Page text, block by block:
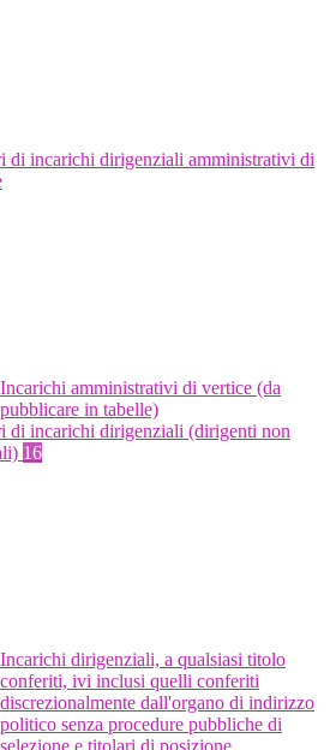
di incarichi dirigenziali amministrativi di
Incarichi amministrativi di vertice (da
pubblicare in tabelle)
di incarichi dirigenziali (dirigenti non
16
Incarichi dirigenziali, a qualsiasi titolo
conferiti, ivi inclusi quelli conferiti
discrezionalmente dall'organo di indirizzo
politico senza procedure pubbliche di